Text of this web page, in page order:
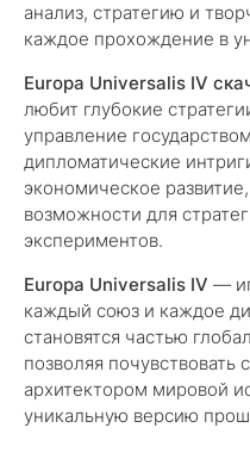
анализ, стратегию и
каждое прохождение в
Europa Universalis IV
любит глубокие
управление
дипломатические
экономическое
возможности для
экспериментов.
Europa Universalis IV —
каждый союз и каждое
становятся частью
позволяя
архитектором мировой
уникальную версию